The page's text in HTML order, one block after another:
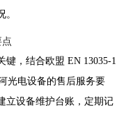
，结合欧盟 EN 13035-1
光电设备的售后服务要
立设备维护台账，定期记